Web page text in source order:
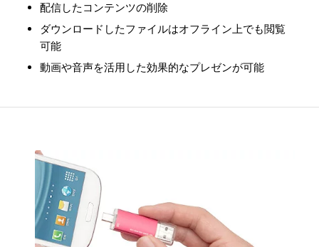
配信したコンテンツの削除
ダウンロードしたファイルはオフライン上でも閲覧
可能
動画や音声を活用した効果的なプレゼンが可能